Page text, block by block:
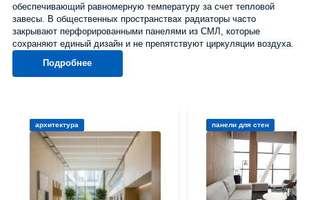
обеспечивающий равномерную температуру за счет тепловой
завесы. В общественных пространствах радиаторы часто
закрывают перфорированными панелями из СМЛ, которые
сохраняют единый дизайн и не препятствуют циркуляции воздуха.
Подробнее
архитектура панели для стен